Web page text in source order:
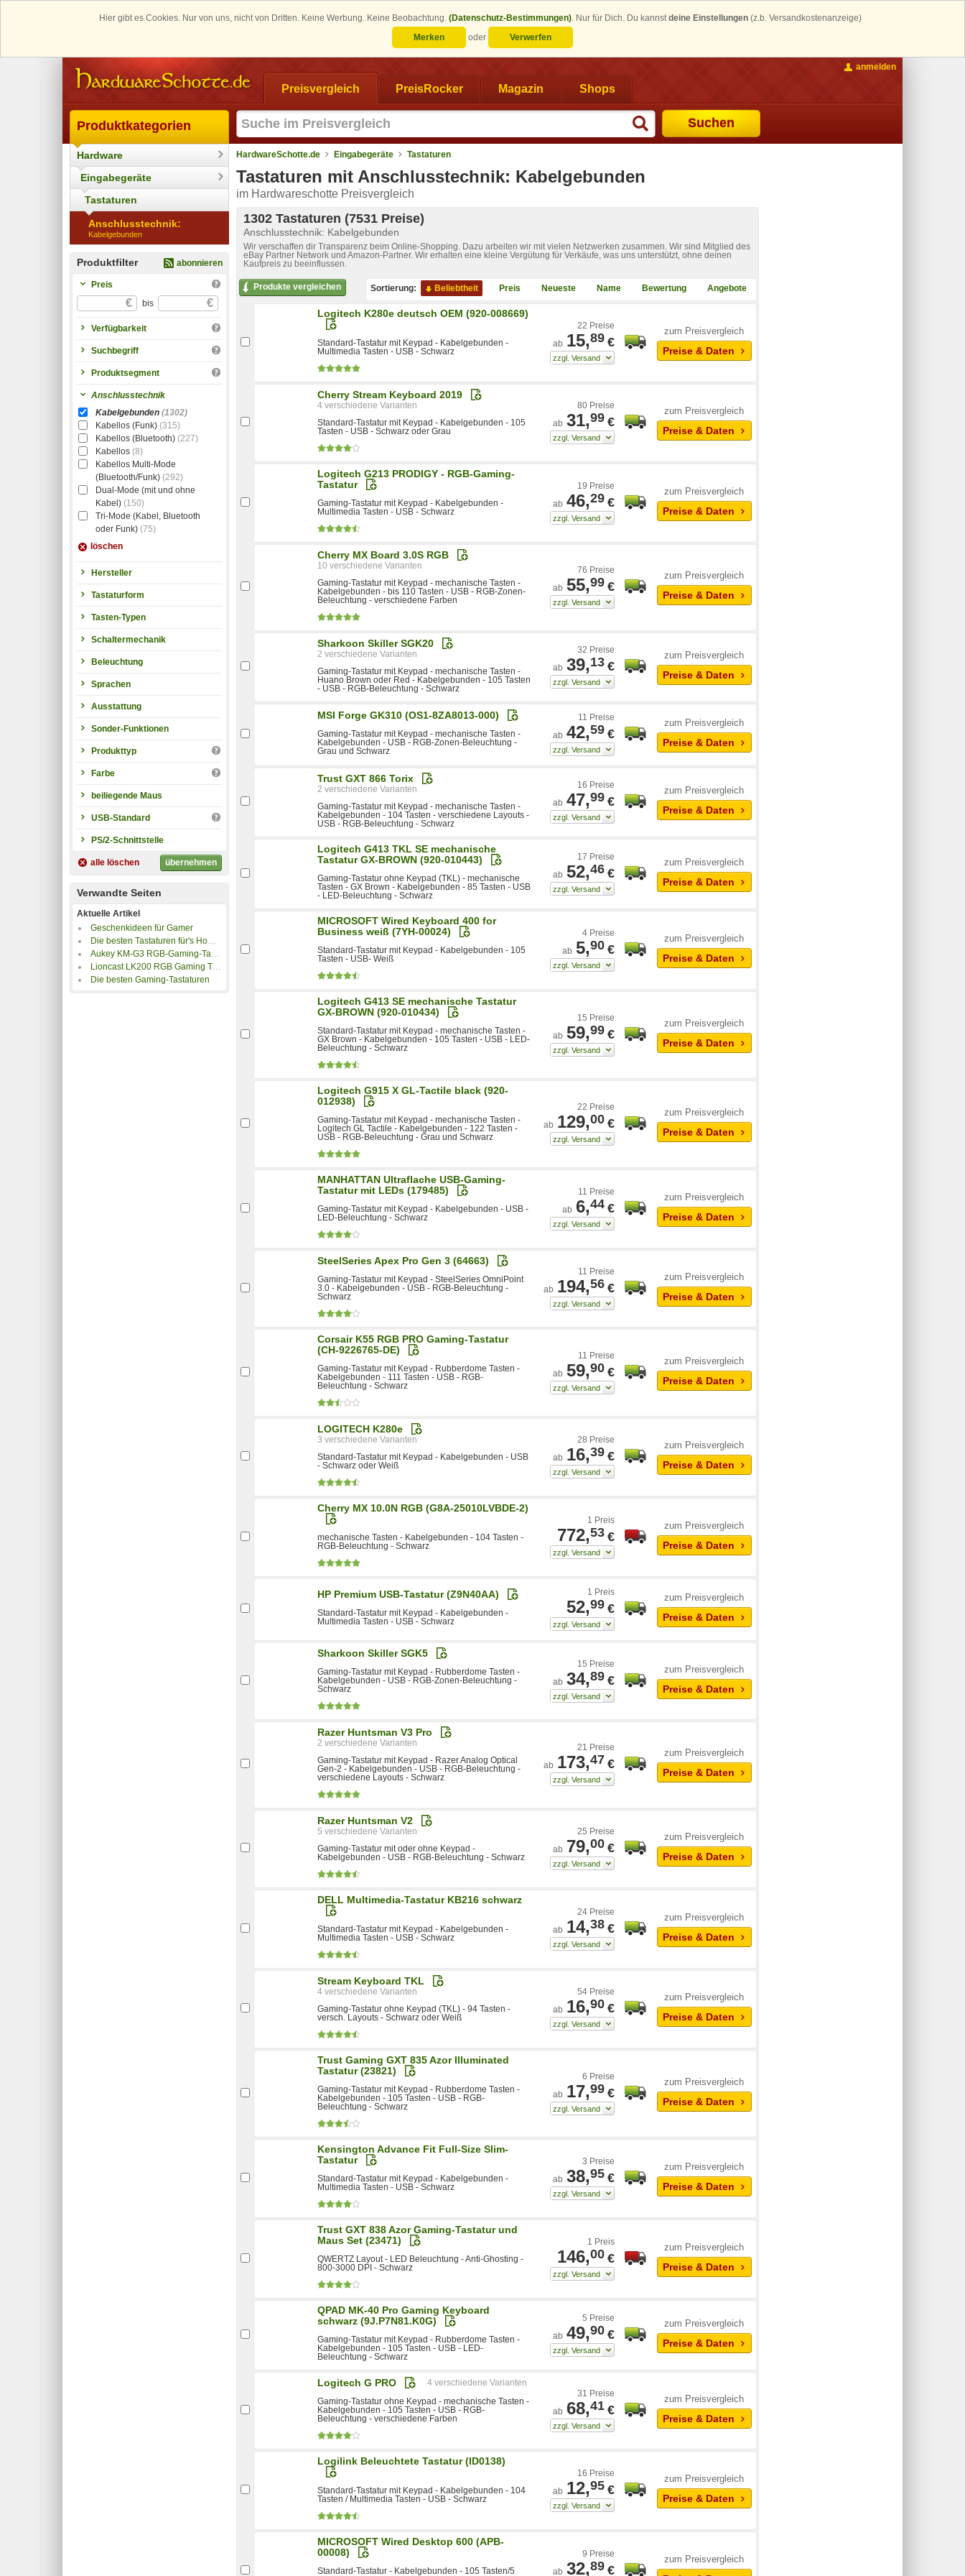
Hier gibt es Cookies. Nur von uns, nicht von Dritten. Keine Werbung. Keine Beobachtung. (Datenschutz-Bestimmungen). Nur für Dich. Du kannstdeine Einstellungen (z.b. Versandkostenanzeige)
Merken
oder Verwerfen
Preisvergleich PreisRocker Magazin Shops
Suchen
anmelden
Produktkategorien
Hardware
Eingabegeräte
Tastaturen
Anschlusstechnik:
Kabelgebunden
abonnieren
Produktfilter
Preis
€ bis €
Verfügbarkeit
Suchbegriff
Produktsegment
Anschlusstechnik
Kabelgebunden (1302)
Kabellos (Funk) (315)
Kabellos (Bluetooth) (227)
Kabellos (8)
Kabellos Multi-Mode
(Bluetooth/Funk) (292)
Dual-Mode (mit und ohne
Kabel) (150)
Tri-Mode (Kabel, Bluetooth
oder Funk) (75)
löschen
Hersteller
Tastaturform
Tasten-Typen
Schaltermechanik
Beleuchtung
Sprachen
Ausstattung
Sonder-Funktionen
Produkttyp
Farbe
beiliegende Maus
USB-Standard
PS/2-Schnittstelle
alle löschen übernehmen
Verwandte Seiten
Aktuelle Artikel
Geschenkideen für Gamer
Die besten Tastaturen für's Home-Office und Büro
Aukey KM-G3 RGB-Gaming-Tastatur im Test
Lioncast LK200 RGB Gaming Tastatur im Test
Die besten Gaming-Tastaturen
HardwareSchotte.de Eingabegeräte Tastaturen
Tastaturen mit Anschlusstechnik: Kabelgebunden
im Hardwareschotte Preisvergleich
1302 Tastaturen (7531 Preise)
Anschlusstechnik: Kabelgebunden
Wir verschaffen dir Transparenz beim Online-Shopping. Dazu arbeiten wir mit vielen Netzwerken zusammen. Wir sind Mitglied des
eBay Partner Network und Amazon-Partner. Wir erhalten eine kleine Vergütung für Verkäufe, was uns unterstützt, ohne deinen
Kaufpreis zu beeinflussen.
Produkte vergleichen Sortierung: Beliebtheit Preis Neueste Name Bewertung Angebote
Logitech K280e deutsch OEM (920-008669)
Standard-Tastatur mit Keypad - Kabelgebunden -
Multimedia Tasten - USB - Schwarz
22 Preise
ab 15,89 €
zum Preisvergleich
Preise & Daten
Cherry Stream Keyboard 2019
4
Standard-Tastatur mit Keypad - Kabelgebunden - 105
Tasten - USB - Schwarz oder Grau
80 Preise
ab 31,99 €
zum Preisvergleich
Preise & Daten
Logitech G213 PRODIGY - RGB-Gaming-
Tastatur
Gaming-Tastatur mit Keypad - Kabelgebunden -
Multimedia Tasten - USB - Schwarz
19 Preise
ab 46,29 €
zum Preisvergleich
Preise & Daten
Cherry MX Board 3.0S RGB
10
Gaming-Tastatur mit Keypad - mechanische Tasten -
Kabelgebunden - bis 110 Tasten - USB - RGB-Zonen-
Beleuchtung - verschiedene Farben
76 Preise
ab 55,99 €
zum Preisvergleich
Preise & Daten
Sharkoon Skiller SGK20
2
Gaming-Tastatur mit Keypad - mechanische Tasten -
Huano Brown oder Red - Kabelgebunden - 105 Tasten
- USB - RGB-Beleuchtung - Schwarz
32 Preise
ab 39,13 €
zum Preisvergleich
Preise & Daten
MSI Forge GK310 (OS1-8ZA8013-000)
Gaming-Tastatur mit Keypad - mechanische Tasten -
Kabelgebunden - USB - RGB-Zonen-Beleuchtung -
Grau und Schwarz
11 Preise
ab 42,59 €
zum Preisvergleich
Preise & Daten
Trust GXT 866 Torix
2
Gaming-Tastatur mit Keypad - mechanische Tasten -
Kabelgebunden - 104 Tasten - verschiedene Layouts -
USB - RGB-Beleuchtung - Schwarz
16 Preise
ab 47,99 €
zum Preisvergleich
Preise & Daten
Logitech G413 TKL SE mechanische
Tastatur GX-BROWN (920-010443)
Gaming-Tastatur ohne Keypad (TKL) - mechanische
Tasten - GX Brown - Kabelgebunden - 85 Tasten - USB
- LED-Beleuchtung - Schwarz
17 Preise
ab 52,46 €
zum Preisvergleich
Preise & Daten
MICROSOFT Wired Keyboard 400 for
Business weiß (7YH-00024)
Standard-Tastatur mit Keypad - Kabelgebunden - 105
Tasten - USB- Weiß
4 Preise
ab 5,90 €
zum Preisvergleich
Preise & Daten
Logitech G413 SE mechanische Tastatur
GX-BROWN (920-010434)
Standard-Tastatur mit Keypad - mechanische Tasten -
GX Brown - Kabelgebunden - 105 Tasten - USB - LED-
Beleuchtung - Schwarz
15 Preise
ab 59,99 €
zum Preisvergleich
Preise & Daten
Logitech G915 X GL-Tactile black (920-
012938)
Gaming-Tastatur mit Keypad - mechanische Tasten -
Logitech GL Tactile - Kabelgebunden - 122 Tasten -
USB - RGB-Beleuchtung - Grau und Schwarz
22 Preise
ab 129,00 €
zum Preisvergleich
Preise & Daten
MANHATTAN Ultraflache USB-Gaming-
Tastatur mit LEDs (179485)
Gaming-Tastatur mit Keypad - Kabelgebunden - USB -
LED-Beleuchtung - Schwarz
11 Preise
ab 6,44 €
zum Preisvergleich
Preise & Daten
SteelSeries Apex Pro Gen 3 (64663)
Gaming-Tastatur mit Keypad - SteelSeries OmniPoint
3.0 - Kabelgebunden - USB - RGB-Beleuchtung -
Schwarz
11 Preise
ab 194,56 €
zum Preisvergleich
Preise & Daten
Corsair K55 RGB PRO Gaming-Tastatur
(CH-9226765-DE)
Gaming-Tastatur mit Keypad - Rubberdome Tasten -
Kabelgebunden - 111 Tasten - USB - RGB-
Beleuchtung - Schwarz
11 Preise
ab 59,90 €
zum Preisvergleich
Preise & Daten
LOGITECH K280e
3
Standard-Tastatur mit Keypad - Kabelgebunden - USB
- Schwarz oder Weiß
28 Preise
ab 16,39 €
zum Preisvergleich
Preise & Daten
Cherry MX 10.0N RGB (G8A-25010LVBDE-2)
mechanische Tasten - Kabelgebunden - 104 Tasten -
RGB-Beleuchtung - Schwarz
1 Preis
772,53 €
zum Preisvergleich
Preise & Daten
HP Premium USB-Tastatur (Z9N40AA)
Standard-Tastatur mit Keypad - Kabelgebunden -
Multimedia Tasten - USB - Schwarz
1 Preis
52,99 €
zum Preisvergleich
Preise & Daten
Sharkoon Skiller SGK5
Gaming-Tastatur mit Keypad - Rubberdome Tasten -
Kabelgebunden - USB - RGB-Zonen-Beleuchtung -
Schwarz
15 Preise
ab 34,89 €
zum Preisvergleich
Preise & Daten
Razer Huntsman V3 Pro
2
Gaming-Tastatur mit Keypad - Razer Analog Optical
Gen-2 - Kabelgebunden - USB - RGB-Beleuchtung -
verschiedene Layouts - Schwarz
21 Preise
ab 173,47 €
zum Preisvergleich
Preise & Daten
Razer Huntsman V2
5
Gaming-Tastatur mit oder ohne Keypad -
Kabelgebunden - USB - RGB-Beleuchtung - Schwarz
25 Preise
ab 79,00 €
zum Preisvergleich
Preise & Daten
DELL Multimedia-Tastatur KB216 schwarz
Standard-Tastatur mit Keypad - Kabelgebunden -
Multimedia Tasten - USB - Schwarz
24 Preise
ab 14,38 €
zum Preisvergleich
Preise & Daten
Stream Keyboard TKL
4
Gaming-Tastatur ohne Keypad (TKL) - 94 Tasten -
versch. Layouts - Schwarz oder Weiß
54 Preise
ab 16,90 €
zum Preisvergleich
Preise & Daten
Trust Gaming GXT 835 Azor Illuminated
Tastatur (23821)
Gaming-Tastatur mit Keypad - Rubberdome Tasten -
Kabelgebunden - 105 Tasten - USB - RGB-
Beleuchtung - Schwarz
6 Preise
ab 17,99 €
zum Preisvergleich
Preise & Daten
Kensington Advance Fit Full-Size Slim-
Tastatur
Standard-Tastatur mit Keypad - Kabelgebunden -
Multimedia Tasten - USB - Schwarz
3 Preise
ab 38,95 €
zum Preisvergleich
Preise & Daten
Trust GXT 838 Azor Gaming-Tastatur und
Maus Set (23471)
QWERTZ Layout - LED Beleuchtung - Anti-Ghosting -
800-3000 DPI - Schwarz
1 Preis
146,00 €
zum Preisvergleich
Preise & Daten
QPAD MK-40 Pro Gaming Keyboard
schwarz (9J.P7N81.K0G)
Gaming-Tastatur mit Keypad - Rubberdome Tasten -
Kabelgebunden - 105 Tasten - USB - LED-
Beleuchtung - Schwarz
5 Preise
ab 49,90 €
zum Preisvergleich
Preise & Daten
Logitech G PRO
4
Gaming-Tastatur ohne Keypad - mechanische Tasten -
Kabelgebunden - 105 Tasten - USB - RGB-
Beleuchtung - verschiedene Farben
31 Preise
ab 68,41 €
zum Preisvergleich
Preise & Daten
Logilink Beleuchtete Tastatur (ID0138)
Standard-Tastatur mit Keypad - Kabelgebunden - 104
Tasten / Multimedia Tasten - USB - Schwarz
16 Preise
ab 12,95 €
zum Preisvergleich
Preise & Daten
MICROSOFT Wired Desktop 600 (APB-
00008)
Standard-Tastatur - Kabelgebunden - 105 Tasten/5
9 Preise
ab 32,89 €
zum Preisvergleich